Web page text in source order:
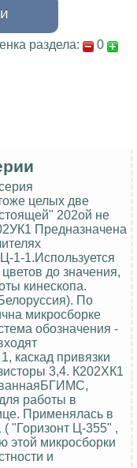
раздела: 0
целых две
202ой не
Предназначена
1-1.Используется
до значения,
кинескопа.
По
микросборке
обозначения -
каскад привязки
3,4. К202ХК1
работы в
Применялась в
"Горизонт Ц-355" ,
этой микросборки
и